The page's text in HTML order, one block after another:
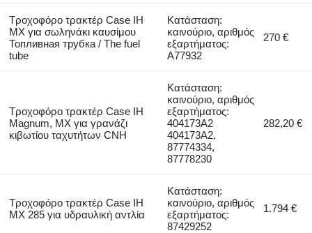
Τροχοφόρο τρακτέρ Case IH
MX για σωληνάκι καυσίμου
Топливная трубка / The fuel
tube
Κατάσταση:
καινούριο, αριθμός
εξαρτήματος:
A77932
270 €
Τροχοφόρο τρακτέρ Case IH
Magnum, MX για γρανάζι
κιβωτίου ταχυτήτων CNH
Κατάσταση:
καινούριο, αριθμός
εξαρτήματος:
404173A2
404173A2,
87774334,
87778230
282,20 €
Τροχοφόρο τρακτέρ Case IH
MX 285 για υδραυλική αντλία
Κατάσταση:
καινούριο, αριθμός
εξαρτήματος:
87429252
1.794 €